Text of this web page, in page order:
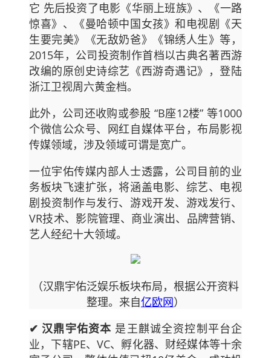
它 先后投资了电影《华丽上班族》、《一路
惊喜》、《曼哈顿中国女孩》和电视剧《天
生要完美》《无敌奶爸》《锦绣人生》等，
2015年，公司投资制作首档以古典名著西游
改编的原创史诗综艺《西游奇遇记》，登陆
浙江卫视周六黄金档。
此外，公司还收购或参股 “B座12楼” 等1000
个微信公众号、网红自媒体平台，布局影视
传媒领域，涉及领域可谓是宽广。
一位宇佑传媒内部人士透露，公司目前的业
务板块飞速扩张，将涵盖电影、综艺、电视
剧投资制作与发行、游戏开发、游戏发行、
VR技术、影院管理、商业演出、品牌营销、
艺人经纪十大领域。
（汉鼎宇佑泛娱乐板块布局，根据公开资料
整理。来自亿欧网）
✔ 汉鼎宇佑资本 是王麒诚全资控制平台企
业，下辖PE、VC、孵化器、财经媒体等十余